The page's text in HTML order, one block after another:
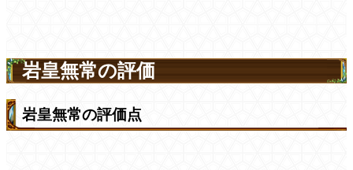
岩皇無常の評価
岩皇無常の評価点